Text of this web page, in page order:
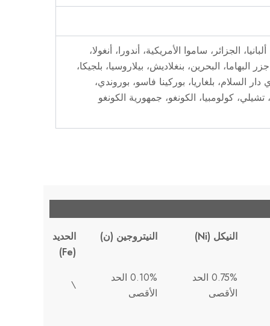
الجزائر، ساموا الأمريكية، أندورا، أنغولا،
جزر البهاما، البحرين، بنغلاديش، بيلاروسيا، بلجيكا،
دار السلام، بلغاريا، بوركينا فاسو، بوروندي،
كولومبيا، الكونغو، جمهورية الكونغو
النيكل (Ni) النيتروجين (ن)
الحديد
(Fe)
0.75% الحد
الأقصى
0.10% الحد
الأقصى
\